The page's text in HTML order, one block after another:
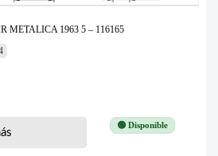
METALICA 1963 5 – 116165
🟢 Disponible